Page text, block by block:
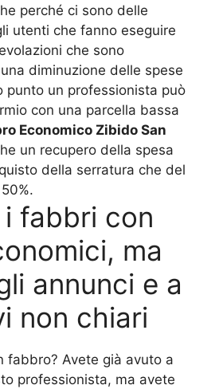
perché ci sono delle
utenti che fanno eseguire
che sono
diminuzione delle spese
punto un professionista può
con una parcella bassa
Economico Zibido San
un recupero della spesa
della serratura che del
i fabbri con
ma
annunci e a
non chiari
fabbro? Avete già avuto a
professionista, ma avete